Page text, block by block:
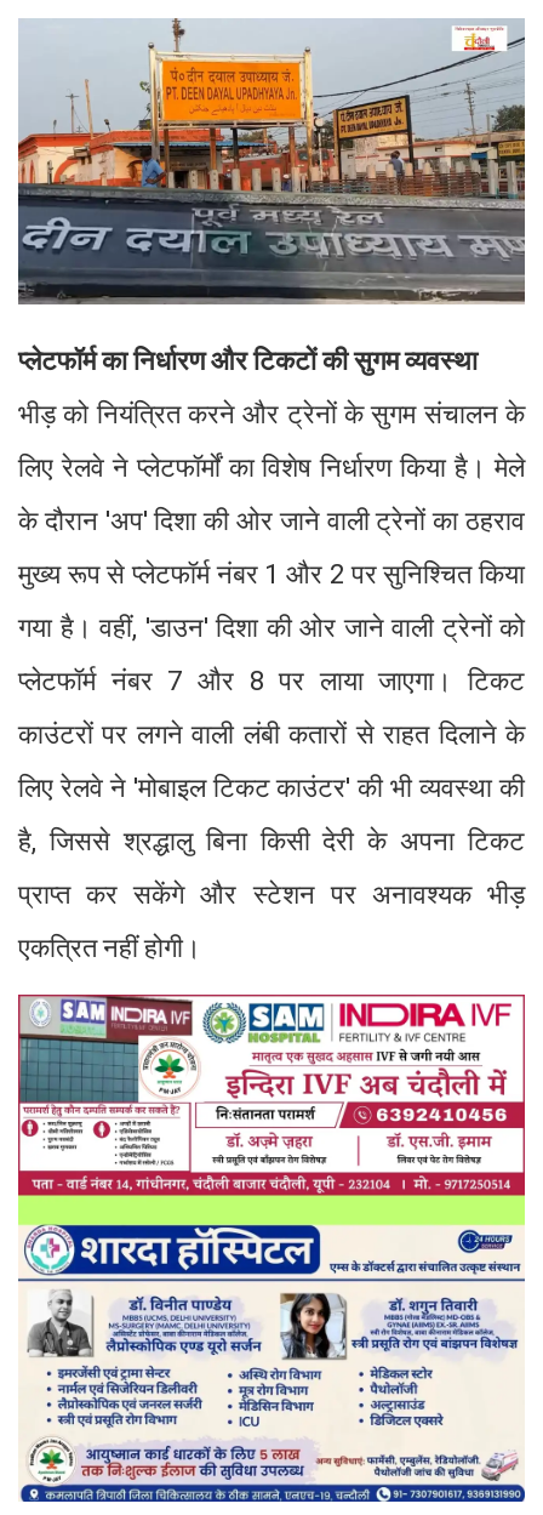
प्लेटफॉर्म का निर्धारण और टिकटों की सुगम व्यवस्था
भीड़ को नियंत्रित करने और ट्रेनों के सुगम संचालन के
लिए रेलवे ने प्लेटफॉर्मों का विशेष निर्धारण किया है। मेले
के दौरान 'अप' दिशा की ओर जाने वाली ट्रेनों का ठहराव
मुख्य रूप से प्लेटफॉर्म नंबर 1 और 2 पर सुनिश्चित किया
गया है। वहीं, 'डाउन' दिशा की ओर जाने वाली ट्रेनों को
प्लेटफॉर्म नंबर 7 और 8 पर लाया जाएगा। टिकट
काउंटरों पर लगने वाली लंबी कतारों से राहत दिलाने के
लिए रेलवे ने 'मोबाइल टिकट काउंटर' की भी व्यवस्था की
है, जिससे श्रद्धालु बिना किसी देरी के अपना टिकट
प्राप्त कर सकेंगे और स्टेशन पर अनावश्यक भीड़
एकत्रित नहीं होगी।